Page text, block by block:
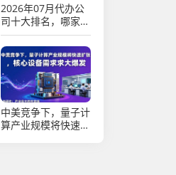
2026年07月代办公
司十大排名，哪家
好？优缺点全解析
中美竞争下，量子计
算产业规模将快速扩